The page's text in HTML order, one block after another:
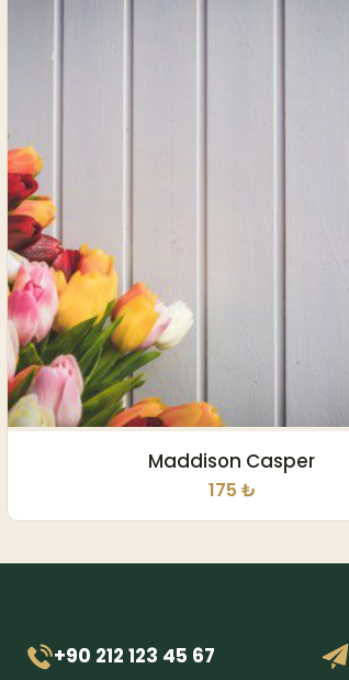
Maddison Casper
175 ₺
+90 212 123 45 67